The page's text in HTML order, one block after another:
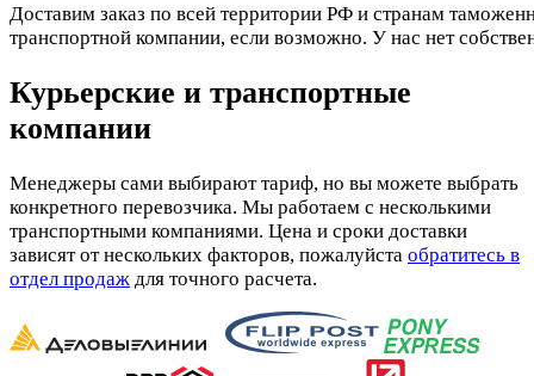
Доставим заказ по всей территории РФ и странам
транспортной компании, если возможно. У нас нет
Курьерские и транспортные
компании
Менеджеры сами выбирают тариф, но вы можете выбрать
конкретного перевозчика. Мы работаем с несколькими
транспортными компаниями. Цена и сроки доставки
зависят от нескольких факторов, пожалуйста обратитесь в
отдел продаж для точного расчета.